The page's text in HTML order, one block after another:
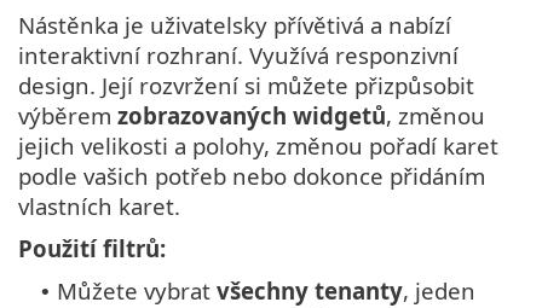
Nástěnka je uživatelsky přívětivá a nabízí
interaktivní rozhraní. Využívá responzivní
design. Její rozvržení si můžete přizpůsobit
výběrem zobrazovaných widgetů, změnou
jejich velikosti a polohy, změnou pořadí karet
podle vašich potřeb nebo dokonce přidáním
vlastních karet.
Použití filtrů:
• Můžete vybrat všechny tenanty, jeden